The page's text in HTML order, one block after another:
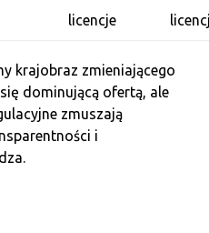
licencje
krajobraz zmieniającego
dominującą ofertą, ale
zmuszają
i